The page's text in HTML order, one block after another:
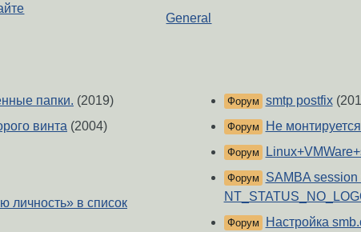
General
папки. (2019)
винта (2004)
личность» в список
Форум smtp postfix
Форум Не
Форум
Форум
SAMBA session
Форум Настройка